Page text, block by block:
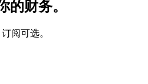
的财务。
阅可选。